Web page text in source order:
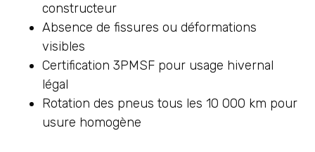
constructeur
Absence de fissures ou déformations
visibles
Certification 3PMSF pour usage hivernal
légal
Rotation des pneus tous les 10 000 km pour
usure homogène